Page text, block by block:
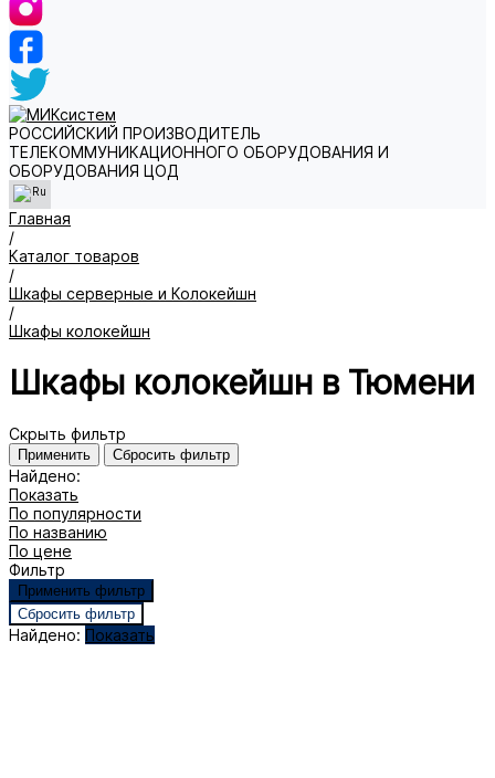
РОССИЙСКИЙ ПРОИЗВОДИТЕЛЬ
ТЕЛЕКОММУНИКАЦИОННОГО ОБОРУДОВАНИЯ И
ОБОРУДОВАНИЯ ЦОД
Главная
/
Каталог товаров
/
Шкафы серверные и Колокейшн
/
Шкафы колокейшн
Шкафы колокейшн в Тюмени
Скрыть фильтр
Найдено:
Показать
По популярности
По названию
По цене
Фильтр
Найдено: Показать